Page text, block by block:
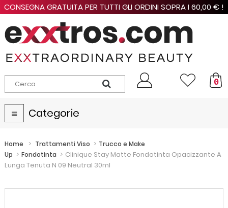
CONSEGNA GRATUITA PER TUTTI GLI ORDINI SOPRA I 60,00 € !
0
Navigazione
Toggle
Categorie
Home > Trattamenti Viso > Trucco e Make
Up > Fondotinta > Clinique Stay Matte Fondotinta Opacizzante A
Lunga Tenuta N 09 Neutral 30ml